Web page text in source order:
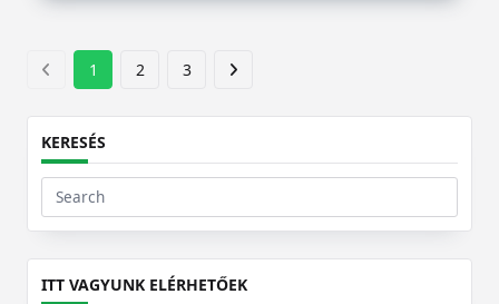
1 2 3
KERESÉS
Search
for:
ITT VAGYUNK ELÉRHETŐEK